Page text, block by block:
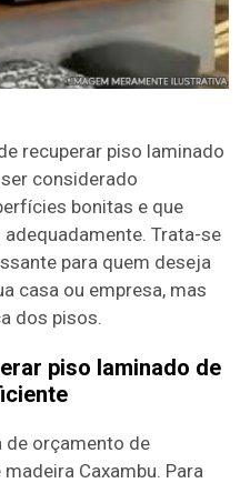
recuperar piso laminado
considerado
bonitas e que
Trata-se
para quem deseja
casa ou empresa, mas
dos pisos.
piso laminado de
de orçamento de
Caxambu. Para